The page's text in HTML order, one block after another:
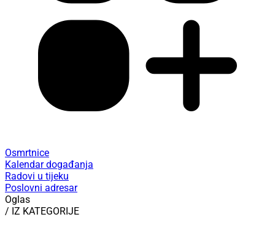
Osmrtnice
Kalendar događanja
Radovi u tijeku
Poslovni adresar
Oglas
/ IZ KATEGORIJE